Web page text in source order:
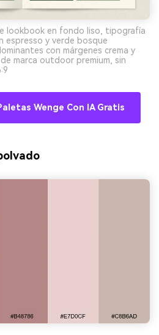
lookbook en fondo liso, tipografía
espresso y verde bosque
con márgenes crema y
marca outdoor premium, sin
Wenge Con IA Gratis